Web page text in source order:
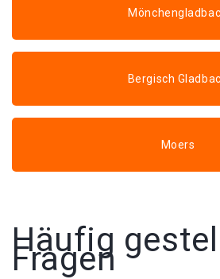
Bergisch
Moers
Häufig
Fragen